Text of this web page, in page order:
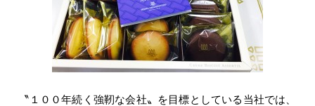
〝１００年続く強靭な会社〟を目標としている当社では、